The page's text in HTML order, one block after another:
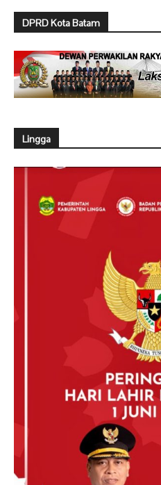
DPRD Kota Batam
Lingga